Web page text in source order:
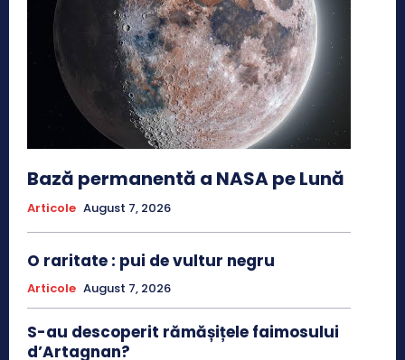
Bază permanentă a NASA pe Lună
Articole August 7, 2026
O raritate : pui de vultur negru
Articole August 7, 2026
S-au descoperit rămășițele faimosului
d’Artagnan?